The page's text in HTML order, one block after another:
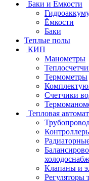
Баки и Емкости
Ёмкости
Баки
Теплые полы
КИП
Манометры
Термометры
Счетчики
Тепловая
Клапаны и
Регуляторы